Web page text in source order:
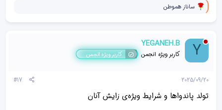
و
ک
ش‌
ه
[
پ
س
د
ساناز هموطن
Y
YEGANEH.B
کاربر ویژه انجمن کاربر ویژه انجمن
2025/09/20
#17
تولد پاندواها و شرایط ویژه‌ی زایش آنان